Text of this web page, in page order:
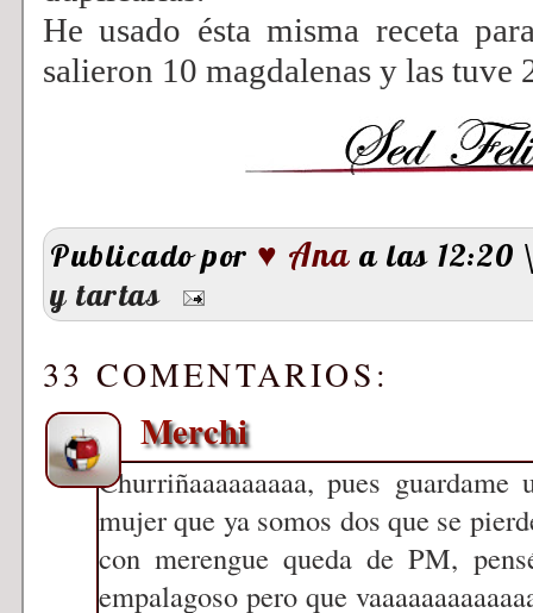
He usado ésta misma receta
salieron 10 magdalenas y las tuve
Publicado por ♥ Ana a las 12:20
y tartas
33 COMENTARIOS:
Merchi
Churriñaaaaaaaaa, pues
mujer que ya somos dos que se
con merengue queda de PM,
empalagoso pero que